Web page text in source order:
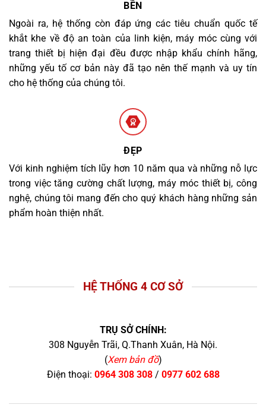
BỀN
Ngoài ra, hệ thống còn đáp ứng các tiêu chuẩn quốc tế
khắt khe về độ an toàn của linh kiện, máy móc cùng với
trang thiết bị hiện đại đều được nhập khẩu chính hãng,
những yếu tố cơ bản này đã tạo nên thế mạnh và uy tín
cho hệ thống của chúng tôi.
ĐẸP
Với kinh nghiệm tích lũy hơn 10 năm qua và những nỗ lực
trong việc tăng cường chất lượng, máy móc thiết bị, công
nghệ, chúng tôi mang đến cho quý khách hàng những sản
phẩm hoàn thiện nhất.
HỆ THỐNG 4 CƠ SỞ
TRỤ SỞ CHÍNH:
308 Nguyễn Trãi, Q.Thanh Xuân, Hà Nội.
(Xem bản đồ)
Điện thoại: 0964 308 308/ 0977 602 688